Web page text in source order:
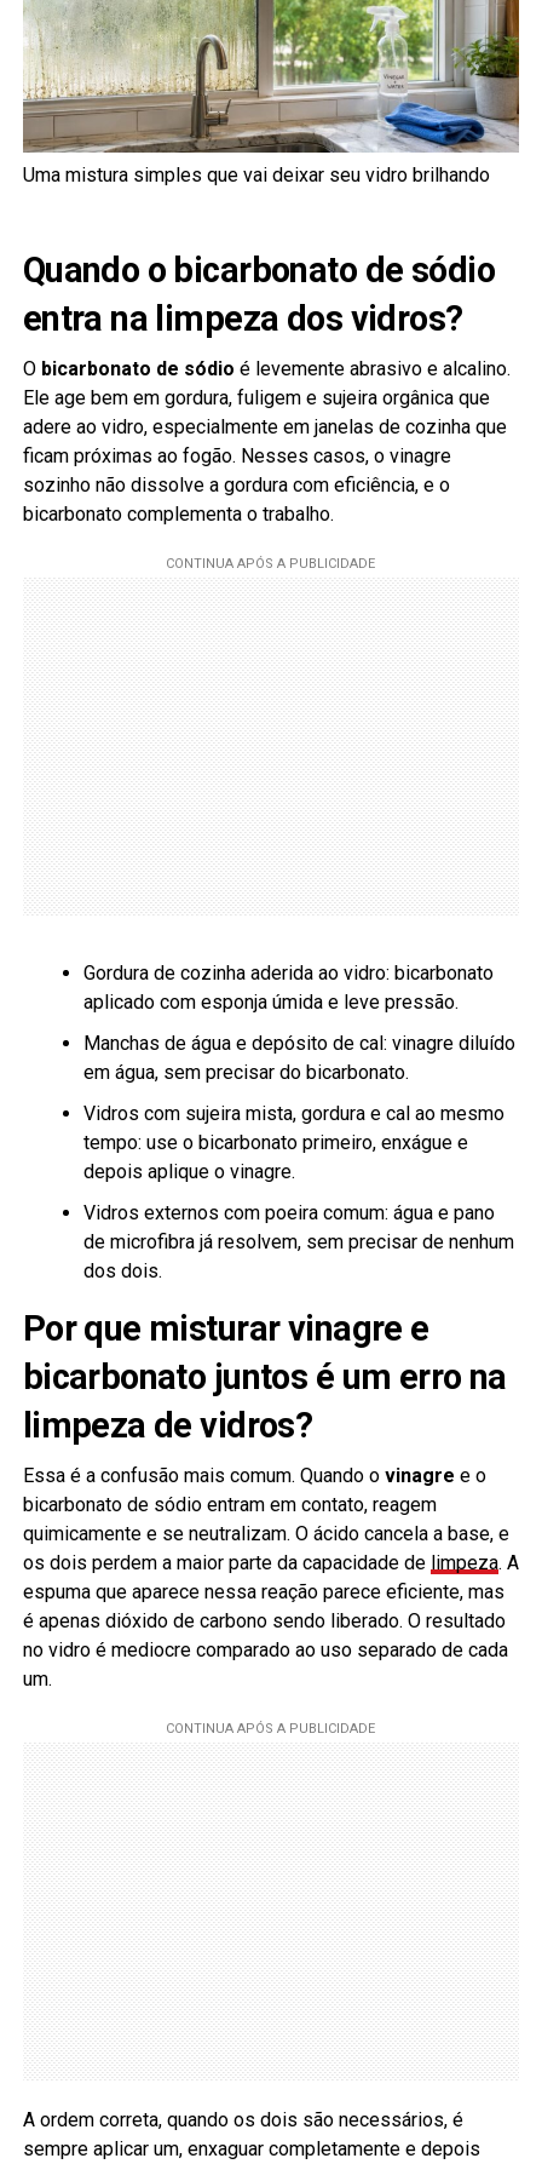
Uma mistura simples que vai deixar seu vidro brilhando
Quando o bicarbonato de sódio
entra na limpeza dos vidros?
O bicarbonato de sódio é levemente abrasivo e alcalino.
Ele age bem em gordura, fuligem e sujeira orgânica que
adere ao vidro, especialmente em janelas de cozinha que
ficam próximas ao fogão. Nesses casos, o vinagre
sozinho não dissolve a gordura com eficiência, e o
bicarbonato complementa o trabalho.
Gordura de cozinha aderida ao vidro: bicarbonato
aplicado com esponja úmida e leve pressão.
Manchas de água e depósito de cal: vinagre diluído
em água, sem precisar do bicarbonato.
Vidros com sujeira mista, gordura e cal ao mesmo
tempo: use o bicarbonato primeiro, enxágue e
depois aplique o vinagre.
Vidros externos com poeira comum: água e pano
de microfibra já resolvem, sem precisar de nenhum
dos dois.
Por que misturar vinagre e
bicarbonato juntos é um erro na
limpeza de vidros?
Essa é a confusão mais comum. Quando o vinagre e o
bicarbonato de sódio entram em contato, reagem
quimicamente e se neutralizam. O ácido cancela a base, e
os dois perdem a maior parte da capacidade de limpeza. A
espuma que aparece nessa reação parece eficiente, mas
é apenas dióxido de carbono sendo liberado. O resultado
no vidro é mediocre comparado ao uso separado de cada
um.
A ordem correta, quando os dois são necessários, é
sempre aplicar um, enxaguar completamente e depois